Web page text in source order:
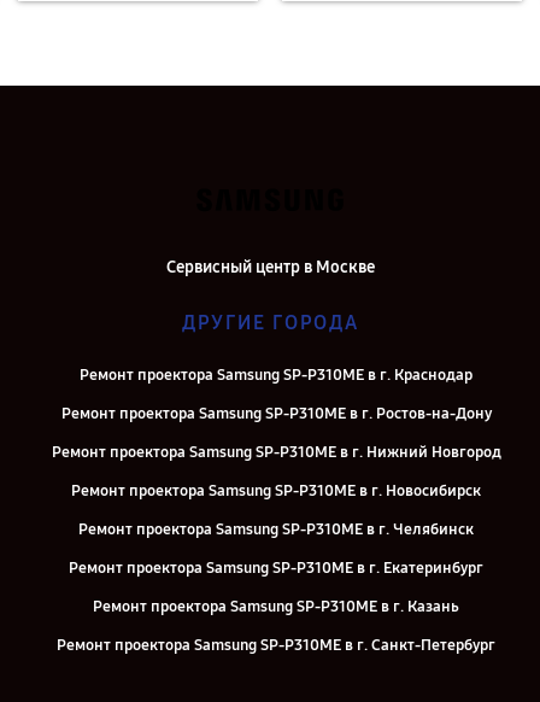
Сервисный центр в Москве
ДРУГИЕ ГОРОДА
Ремонт проектора Samsung SP-P310ME в г. Краснодар
Ремонт проектора Samsung SP-P310ME в г. Ростов-на-Дону
Ремонт проектора Samsung SP-P310ME в г. Нижний Новгород
Ремонт проектора Samsung SP-P310ME в г. Новосибирск
Ремонт проектора Samsung SP-P310ME в г. Челябинск
Ремонт проектора Samsung SP-P310ME в г. Екатеринбург
Ремонт проектора Samsung SP-P310ME в г. Казань
Ремонт проектора Samsung SP-P310ME в г. Санкт-Петербург